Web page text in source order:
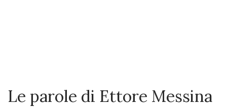
Le parole di Ettore Messina